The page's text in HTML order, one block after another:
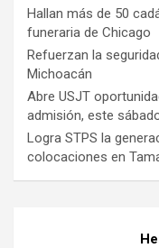
Hallan más de 50
funeraria de Chicago
Refuerzan la
Michoacán
Abre USJT
admisión, este
Logra STPS la
colocaciones en